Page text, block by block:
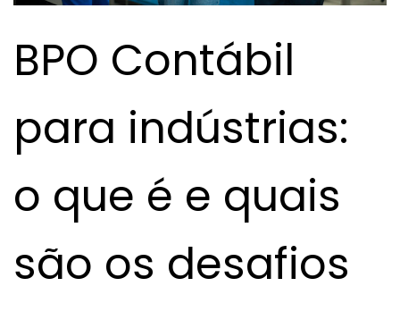
BPO Contábil
para indústrias:
o que é e quais
são os desafios